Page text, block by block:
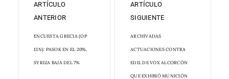
ARTÍCULO
ANTERIOR
ENCUESTA GRECIA (OP
13N): PASOK EN EL 20%,
SYRIZA BAJA DEL 7%
ARTÍCULO
SIGUIENTE
ARCHIVADAS
ACTUACIONES CONTRA
EDIL DE VOX ALCORCÓN
QUE EXHIBIÓ MUNICIÓN